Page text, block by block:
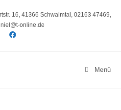
16, 41366 Schwalmtal, 02163 47469,
online.de
Menü